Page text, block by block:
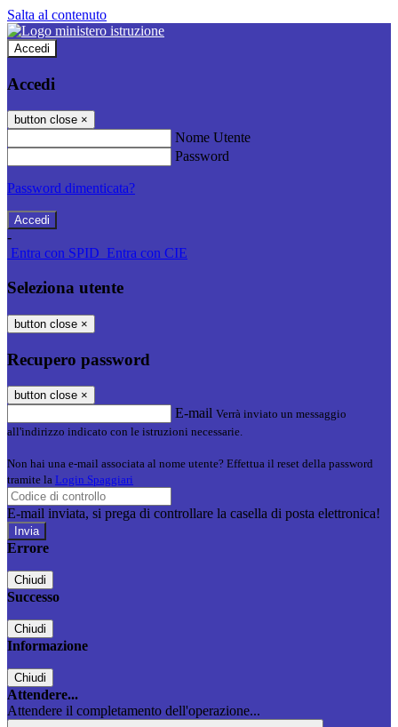
Salta al contenuto
Accedi
Accedi
button close ×
Nome Utente
Password
Password dimenticata?
-
Entra con SPID Entra con CIE
Seleziona utente
button close ×
Recupero password
button close ×
E-mail Verrà inviato un messaggio
all'indirizzo indicato con le istruzioni necessarie.
Non hai una e-mail associata al nome utente? Effettua il reset della password
tramite la Login Spaggiari
E-mail inviata, si prega di controllare la casella di posta elettronica!
Errore
Chiudi
Successo
Chiudi
Informazione
Chiudi
Attendere...
Attendere il completamento dell'operazione...